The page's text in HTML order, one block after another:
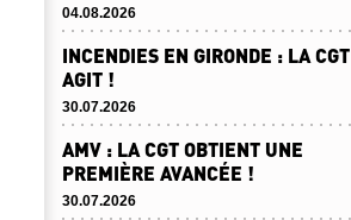
04.08.2026
INCENDIES EN GIRONDE : LA CGT
AGIT !
30.07.2026
AMV : LA CGT OBTIENT UNE
PREMIÈRE AVANCÉE !
30.07.2026